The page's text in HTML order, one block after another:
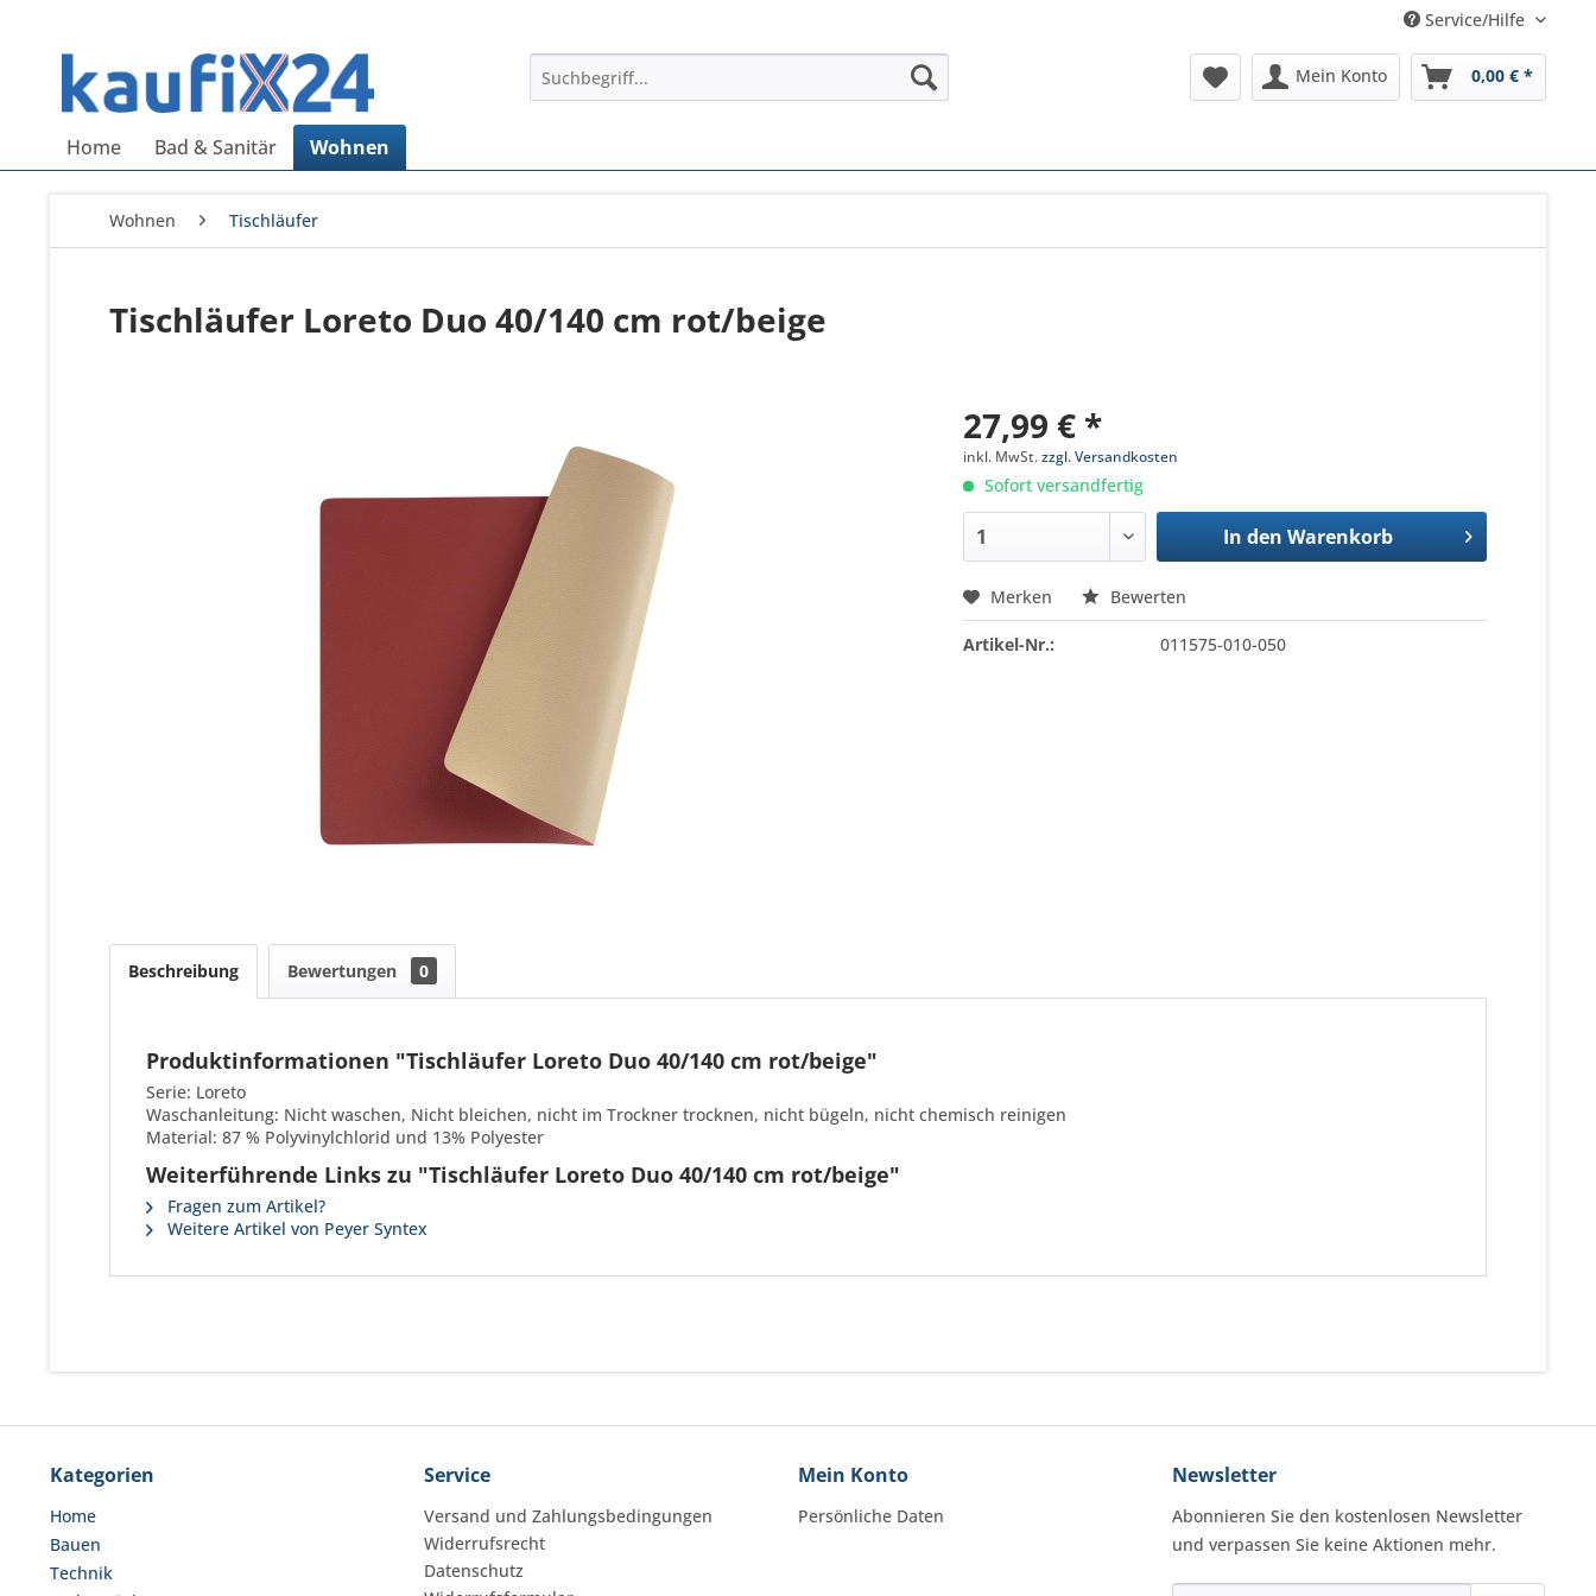
Service/Hilfe
Mein Konto 0,00 € *
Home Bad & Sanitär Wohnen
Wohnen Tischläufer
Tischläufer Loreto Duo 40/140 cm rot/beige
27,99 € *
inkl. MwSt.zzgl. Versandkosten
Sofort versandfertig
In den Warenkorb
Merken Bewerten
Artikel-Nr.: 011575-010-050
Beschreibung Bewertungen 0
Produktinformationen "Tischläufer Loreto Duo 40/140 cm rot/beige"
Serie: Loreto
Waschanleitung: Nicht waschen, Nicht bleichen, nicht im Trockner trocknen, nicht bügeln, nicht chemisch reinigen
Material: 87 % Polyvinylchlorid und 13% Polyester
Weiterführende Links zu "Tischläufer Loreto Duo 40/140 cm rot/beige"
Fragen zum Artikel?
Weitere Artikel von Peyer Syntex
Kategorien
Home
Bauen
Technik
Service
Versand und Zahlungsbedingungen
Widerrufsrecht
Datenschutz
Mein Konto
Persönliche Daten
Newsletter
Abonnieren Sie den kostenlosen Newsletter
und verpassen Sie keine Aktionen mehr.